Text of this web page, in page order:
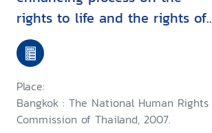
rights to life and the rights of
self-determination for the
internally displaced persons
among the risky areas under
the Thai government policy :
November 2005 - April 2007
Place:
Bangkok : The National Human Rights
Commission of Thailand, 2007.